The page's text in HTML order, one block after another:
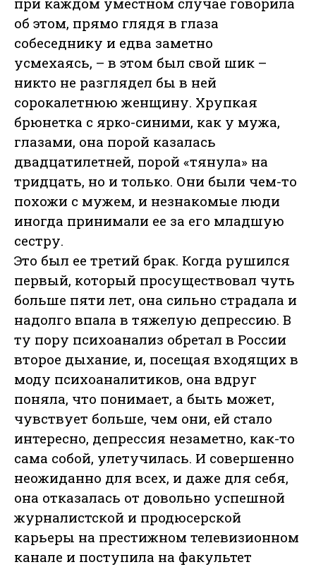
об этом, прямо глядя в глаза
собеседнику и едва заметно
усмехаясь, – в этом был свой шик –
никто не разглядел бы в ней
сорокалетнюю женщину. Хрупкая
брюнетка с ярко-синими, как у мужа,
глазами, она порой казалась
двадцатилетней, порой «тянула» на
тридцать, но и только. Они были чем-то
похожи с мужем, и незнакомые люди
иногда принимали ее за его младшую
сестру.
Это был ее третий брак. Когда рушился
первый, который просуществовал чуть
больше пяти лет, она сильно страдала и
надолго впала в тяжелую депрессию. В
ту пору психоанализ обретал в России
второе дыхание, и, посещая входящих в
моду психоаналитиков, она вдруг
поняла, что понимает, а быть может,
чувствует больше, чем они, ей стало
интересно, депрессия незаметно, как-то
сама собой, улетучилась. И совершенно
неожиданно для всех, и даже для себя,
она отказалась от довольно успешной
журналистской и продюсерской
карьеры на престижном телевизионном
канале и поступила на факультет